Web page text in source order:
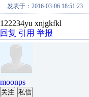
发表于：2016-03-06 18:51:23
122234yu xnjgkfkl
回复 引用 举报
moonps
关注 私信